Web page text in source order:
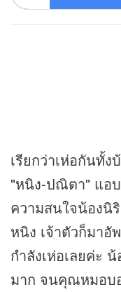
เรียกว่าเห่อกันทั้
"หนิง-ปณิตา" แอ
ความสนใจน้องนิ
หนิง เจ้าตัวก็มา
กำลังเห่อเลยค่ะ
มาก จนคุณหมอบ